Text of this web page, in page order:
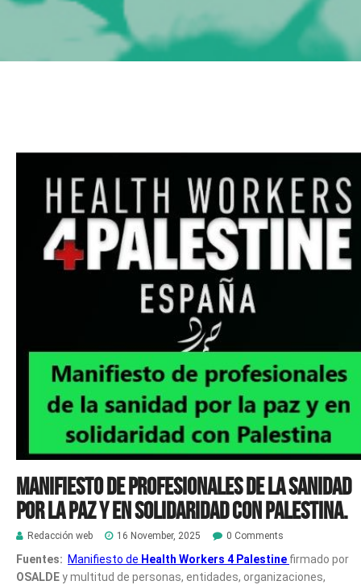
Manifiesto de profesionales de la sanidad
por la paz y en solidaridad con Palestina.
Redacción web 16 November, 2025 0 Comments
Fuentes: Manifiesto de Health Workers 4 Palestine firmado por
OSALDEy multitud de personas, entidades, organizaciones,